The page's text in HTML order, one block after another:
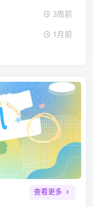
3周前
1月前
查看更多